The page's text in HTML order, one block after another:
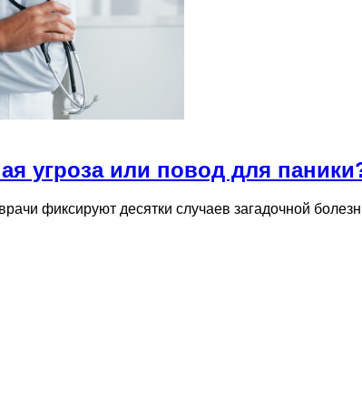
угроза или повод для
фиксируют десятки случаев загадочной